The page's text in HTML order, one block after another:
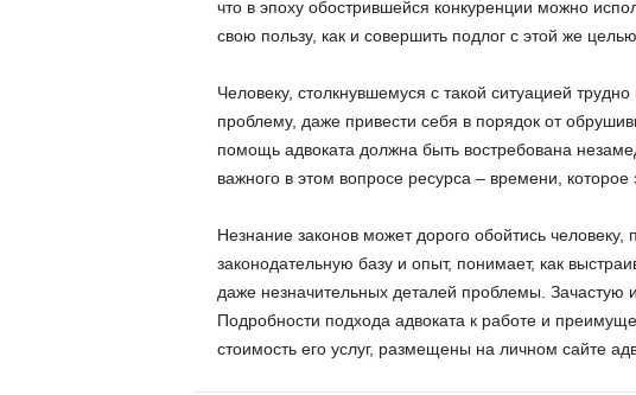
что в эпоху обострившейся конкуренции можно
свою пользу, как и совершить подлог с этой же целью.
Человеку, столкнувшемуся с такой ситуацией
проблему, даже привести себя в порядок от
помощь адвоката должна быть востребована
важного в этом вопросе ресурса – времени, которое
Незнание законов может дорого обойтись человеку,
законодательную базу и опыт, понимает, как
даже незначительных деталей проблемы. Зачастую
Подробности подхода адвоката к работе и
стоимость его услуг, размещены на личном сайте